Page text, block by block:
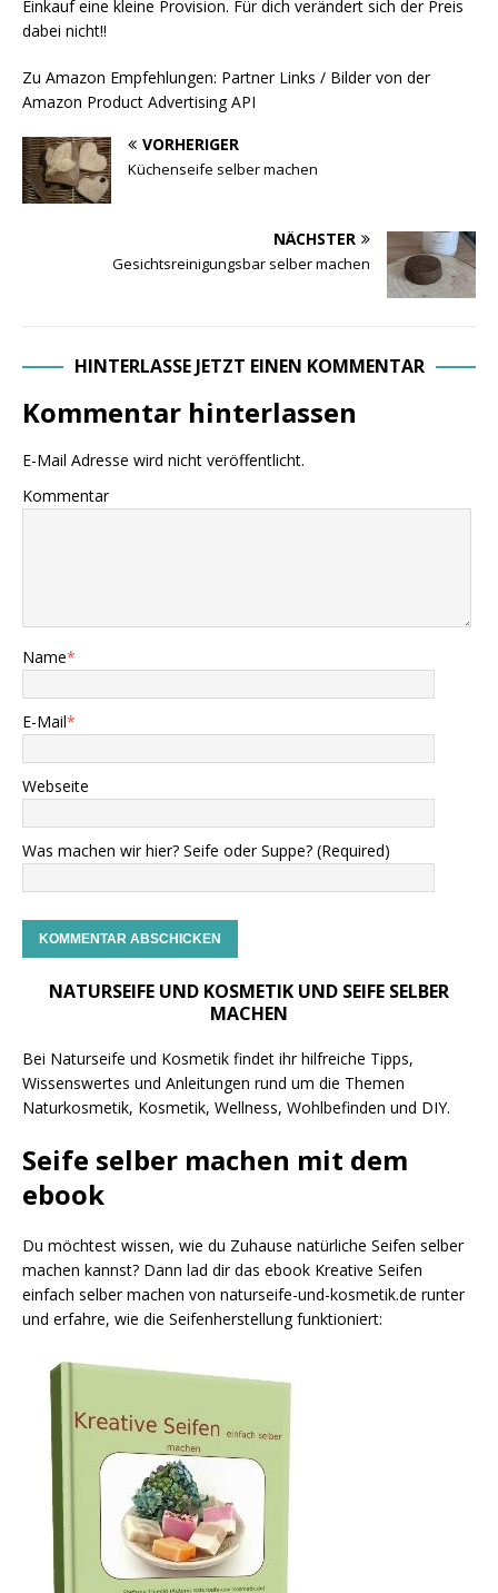
Einkauf eine kleine Provision. Für dich verändert sich der Preis
dabei nicht!!
Zu Amazon Empfehlungen: Partner Links / Bilder von der
Amazon Product Advertising API
VORHERIGER
Küchenseife selber machen
NÄCHSTER
Gesichtsreinigungsbar selber machen
HINTERLASSE JETZT EINEN KOMMENTAR
Kommentar hinterlassen
E-Mail Adresse wird nicht veröffentlicht.
Kommentar
Name*
E-Mail*
Webseite
Was machen wir hier? Seife oder Suppe? (Required)
NATURSEIFE UND KOSMETIK UND SEIFE SELBER
MACHEN
Bei Naturseife und Kosmetik findet ihr hilfreiche Tipps,
Wissenswertes und Anleitungen rund um die Themen
Naturkosmetik, Kosmetik, Wellness, Wohlbefinden und DIY.
Seife selber machen mit dem
ebook
Du möchtest wissen, wie du Zuhause natürliche Seifen selber
machen kannst? Dann lad dir das ebook Kreative Seifen
einfach selber machen von naturseife-und-kosmetik.de runter
und erfahre, wie die Seifenherstellung funktioniert: